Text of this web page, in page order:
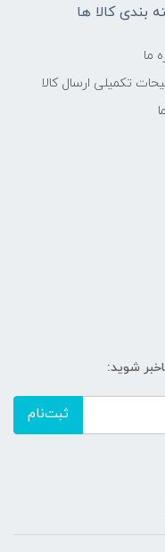
بندی کالا ها
ما
تکمیلی ارسال کالا
شوید:
ثبت‌نام